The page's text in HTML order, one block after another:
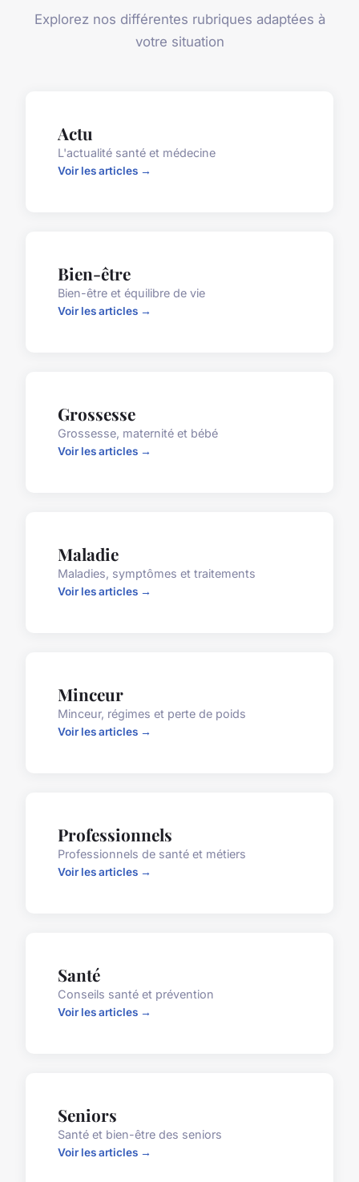
Explorez nos différentes rubriques adaptées à
votre situation
Actu
L'actualité santé et médecine
Voir les articles →
Bien-être
Bien-être et équilibre de vie
Voir les articles →
Grossesse
Grossesse, maternité et bébé
Voir les articles →
Maladie
Maladies, symptômes et traitements
Voir les articles →
Minceur
Minceur, régimes et perte de poids
Voir les articles →
Professionnels
Professionnels de santé et métiers
Voir les articles →
Santé
Conseils santé et prévention
Voir les articles →
Seniors
Santé et bien-être des seniors
Voir les articles →